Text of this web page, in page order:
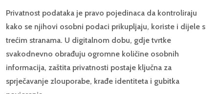
Privatnost podataka je pravo pojedinaca da kontroliraju
kako se njihovi osobni podaci prikupljaju, koriste i dijele s
trećim stranama. U digitalnom dobu, gdje tvrtke
svakodnevno obrađuju ogromne količine osobnih
informacija, zaštita privatnosti postaje ključna za
sprječavanje zlouporabe, krađe identiteta i gubitka